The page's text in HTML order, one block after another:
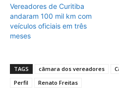
Vereadores de Curitiba
andaram 100 mil km com
veículos oficiais em três
meses
TAGS câmara dos vereadores
Perfil
Renato Freitas